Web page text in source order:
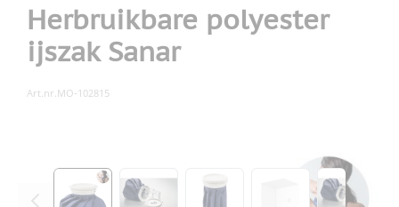
Herbruikbare polyester
ijszak Sanar
Art.nr. MO-102815
Klik om afbeelding op volledig scherm te bekijken
View larger imageView larger imageView larger image
View largerView